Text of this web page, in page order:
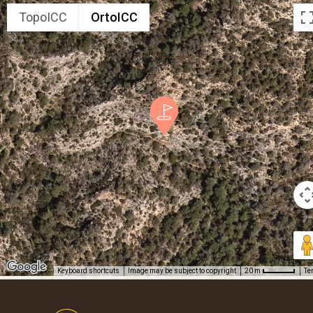
TopoICC OrtoICC
Keyboard shortcuts Image may be subject to copyright 20 m